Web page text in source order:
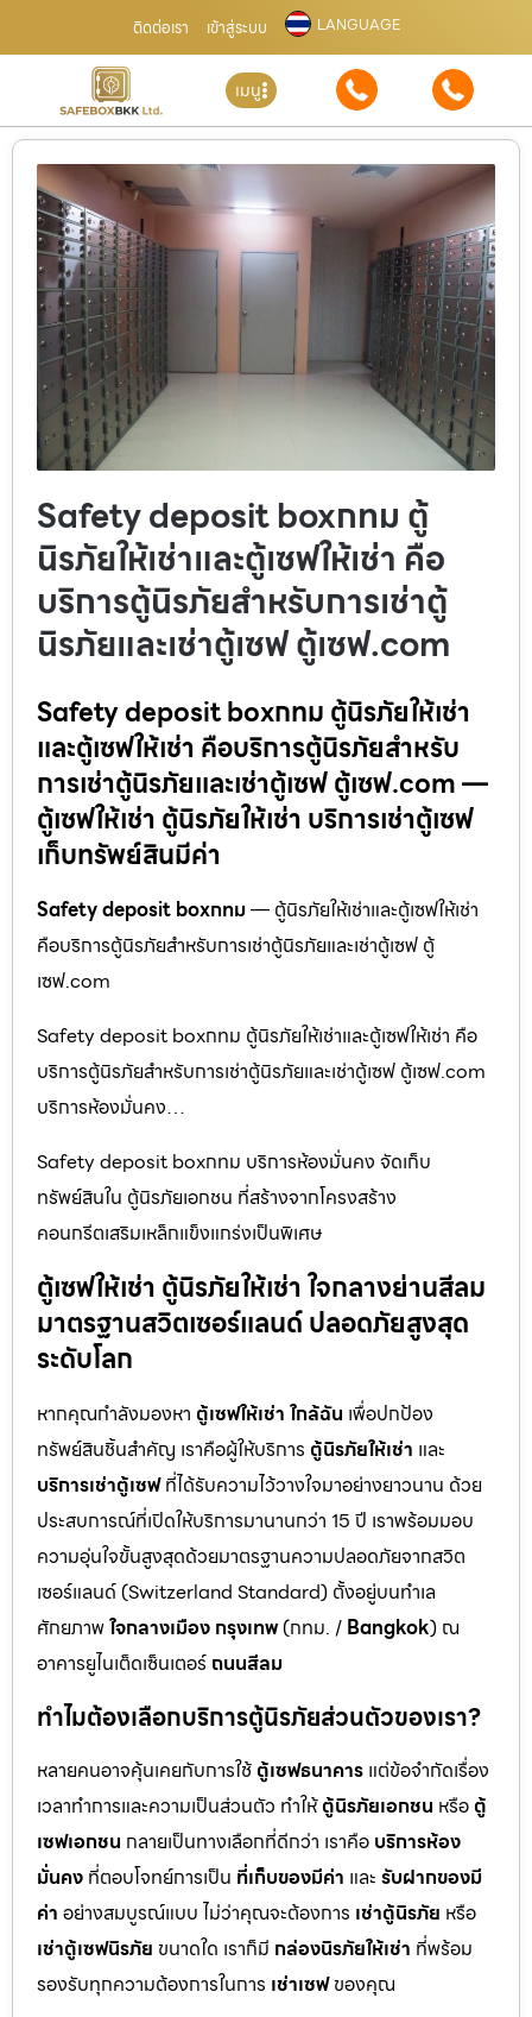
ติดต่อเรา เข้าสู่ระบบ LANGUAGE
เมนู
Safety deposit boxกทม ตู้
นิรภัยให้เช่าและตู้เซฟให้เช่า คือ
บริการตู้นิรภัยสำหรับการเช่าตู้
นิรภัยและเช่าตู้เซฟ ตู้เซฟ.com
Safety deposit boxกทม ตู้นิรภัยให้เช่า
และตู้เซฟให้เช่า คือบริการตู้นิรภัยสำหรับ
การเช่าตู้นิรภัยและเช่าตู้เซฟ ตู้เซฟ.com —
ตู้เซฟให้เช่า ตู้นิรภัยให้เช่า บริการเช่าตู้เซฟ
เก็บทรัพย์สินมีค่า
Safety deposit boxกทม— ตู้นิรภัยให้เช่าและตู้เซฟให้เช่า
คือบริการตู้นิรภัยสำหรับการเช่าตู้นิรภัยและเช่าตู้เซฟ ตู้
เซฟ.com
Safety deposit boxกทม ตู้นิรภัยให้เช่าและตู้เซฟให้เช่า คือ
บริการตู้นิรภัยสำหรับการเช่าตู้นิรภัยและเช่าตู้เซฟ ตู้เซฟ.com
บริการห้องมั่นคง…
Safety deposit boxกทม บริการห้องมั่นคง จัดเก็บ
ทรัพย์สินใน ตู้นิรภัยเอกชน ที่สร้างจากโครงสร้าง
คอนกรีตเสริมเหล็กแข็งแกร่งเป็นพิเศษ
ตู้เซฟให้เช่า ตู้นิรภัยให้เช่า ใจกลางย่านสีลม
มาตรฐานสวิตเซอร์แลนด์ ปลอดภัยสูงสุด
ระดับโลก
หากคุณกำลังมองหา ตู้เซฟให้เช่า ใกล้ฉัน เพื่อปกป้อง
ทรัพย์สินชิ้นสำคัญ เราคือผู้ให้บริการ ตู้นิรภัยให้เช่า และ
บริการเช่าตู้เซฟที่ได้รับความไว้วางใจมาอย่างยาวนาน ด้วย
ประสบการณ์ที่เปิดให้บริการมานานกว่า 15 ปี เราพร้อมมอบ
ความอุ่นใจขั้นสูงสุดด้วยมาตรฐานความปลอดภัยจากสวิต
เซอร์แลนด์ (Switzerland Standard) ตั้งอยู่บนทำเล
ศักยภาพใจกลางเมือง กรุงเทพ(กทม. / Bangkok) ณ
อาคารยูไนเต็ดเซ็นเตอร์ ถนนสีลม
ทำไมต้องเลือกบริการตู้นิรภัยส่วนตัวของเรา?
หลายคนอาจคุ้นเคยกับการใช้ ตู้เซฟธนาคาร แต่ข้อจำกัดเรื่อง
เวลาทำการและความเป็นส่วนตัว ทำให้ตู้นิรภัยเอกชน หรือ ตู้
เซฟเอกชน กลายเป็นทางเลือกที่ดีกว่า เราคือ บริการห้อง
มั่นคง ที่ตอบโจทย์การเป็น ที่เก็บของมีค่า และ รับฝากของมี
ค่า อย่างสมบูรณ์แบบ ไม่ว่าคุณจะต้องการ เช่าตู้นิรภัย หรือ
เช่าตู้เซฟนิรภัย ขนาดใด เราก็มี กล่องนิรภัยให้เช่า ที่พร้อม
รองรับทุกความต้องการในการ เช่าเซฟของคุณ